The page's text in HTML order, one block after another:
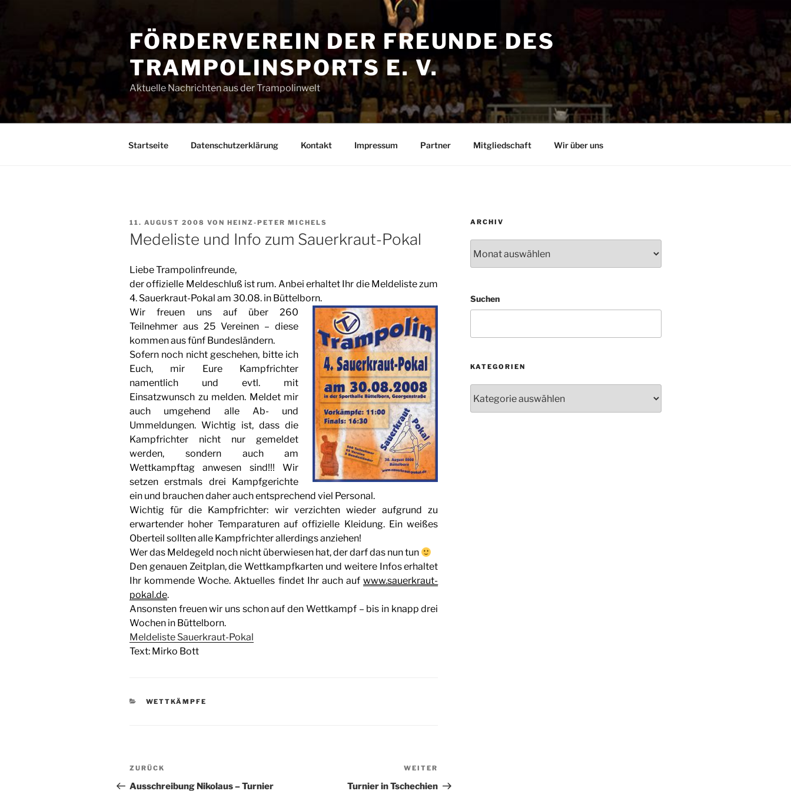
FÖRDERVEREIN DER FREUNDE DES
TRAMPOLINSPORTS E. V.
Aktuelle Nachrichten aus der Trampolinwelt
Startseite Datenschutzerklärung Kontakt Impressum Partner Mitgliedschaft Wir über uns
VERÖFFENTLICHT
AM
11. AUGUST 2008 VON HEINZ-PETER MICHELS
Medeliste und Info zum Sauerkraut-Pokal
Liebe Trampolinfreunde,
der offizielle Meldeschluß ist rum. Anbei erhaltet Ihr die Meldeliste zum
4. Sauerkraut-Pokal am 30.08. in Büttelborn.
Wir freuen uns auf über 260
Teilnehmer aus 25 Vereinen – diese
kommen aus fünf Bundesländern.
Sofern noch nicht geschehen, bitte ich
Euch, mir Eure Kampfrichter
namentlich und evtl. mit
Einsatzwunsch zu melden. Meldet mir
auch umgehend alle Ab- und
Ummeldungen. Wichtig ist, dass die
Kampfrichter nicht nur gemeldet
werden, sondern auch am
Wettkampftag anwesen sind!!! Wir
setzen erstmals drei Kampfgerichte
ein und brauchen daher auch entsprechend viel Personal.
Wichtig für die Kampfrichter: wir verzichten wieder aufgrund zu
erwartender hoher Temparaturen auf offizielle Kleidung. Ein weißes
Oberteil sollten alle Kampfrichter allerdings anziehen!
Wer das Meldegeld noch nicht überwiesen hat, der darf das nun tun
Den genauen Zeitplan, die Wettkampfkarten und weitere Infos erhaltet
Ihr kommende Woche. Aktuelles findet Ihr auch aufwww.sauerkraut-
pokal.de.
Ansonsten freuen wir uns schon auf den Wettkampf – bis in knapp drei
Wochen in Büttelborn.
Meldeliste Sauerkraut-Pokal
Text: Mirko Bott
KATEGORIEN
WETTKÄMPFE
Beitragsnavigation
Vorheriger
Beitrag
ZURÜCK
Ausschreibung Nikolaus – Turnier
Beitrag
WEITER
Turnier in Tschechien
ARCHIV
Suchen
KATEGORIEN